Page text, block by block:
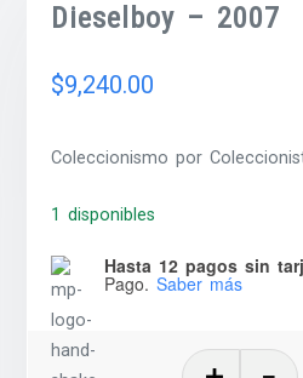
Dieselboy – 2007
$9,240.00
Coleccionismo por
1 disponibles
Hasta 12 pagos sin
Pago. Saber más